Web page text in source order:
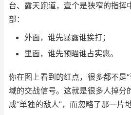
台、露天跑道，壹个是狭窄的指挥
部：
外面，谁先暴露谁挨打；
里面，谁先预瞄谁占实惠。
你在图上看到的红点，很多都不是
域的交战信号。这就是很多人掉
成“单独的敌人”，而忽略了那一片